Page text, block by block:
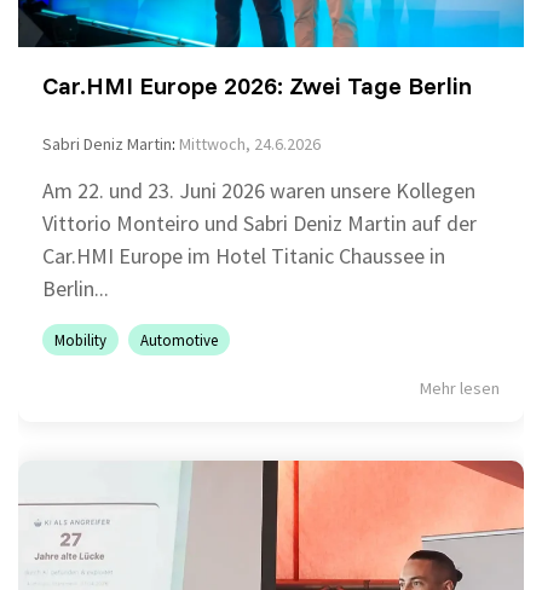
Grundlagen des Softwaretestens
Grundlagen der Testautomatisierung
Testverfahren für den Softwaretest
Grundlagen IT-Sicherheitstests
Seminarthemen
Car.HMI Europe 2026: Zwei Tage Berlin
Sabri Deniz Martin: Mittwoch, 24.6.2026
Am 22. und 23. Juni 2026 waren unsere Kollegen
Vittorio Monteiro und Sabri Deniz Martin auf der
Car.HMI Europe im Hotel Titanic Chaussee in
Berlin...
Mobility Automotive
Mehr lesen